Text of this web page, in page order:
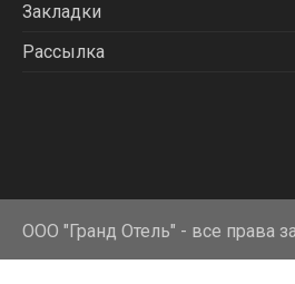
Закладки
Рассылка
ООО "Гранд Отель" - все права